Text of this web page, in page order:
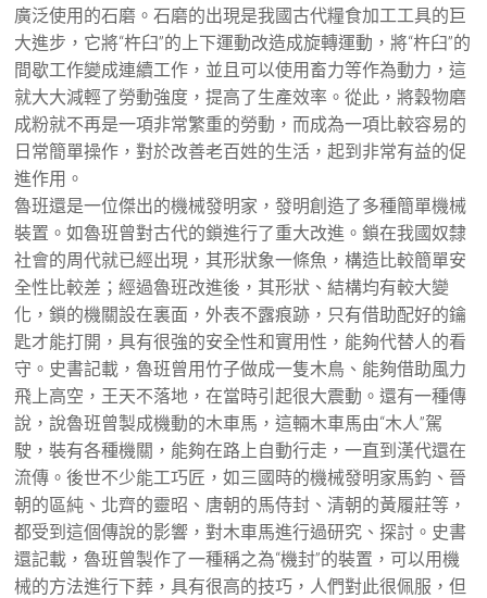
廣泛使用的石磨。石磨的出現是我國古代糧食加工工具的巨
大進步，它將“杵臼”的上下運動改造成旋轉運動，將“杵臼”的
間歇工作變成連續工作，並且可以使用畜力等作為動力，這
就大大減輕了勞動強度，提高了生產效率。從此，將穀物磨
成粉就不再是一項非常繁重的勞動，而成為一項比較容易的
日常簡單操作，對於改善老百姓的生活，起到非常有益的促
進作用。
魯班還是一位傑出的機械發明家，發明創造了多種簡單機械
裝置。如魯班曾對古代的鎖進行了重大改進。鎖在我國奴隸
社會的周代就已經出現，其形狀象一條魚，構造比較簡單安
全性比較差；經過魯班改進後，其形狀、結構均有較大變
化，鎖的機關設在裏面，外表不露痕跡，只有借助配好的鑰
匙才能打開，具有很強的安全性和實用性，能夠代替人的看
守。史書記載，魯班曾用竹子做成一隻木鳥、能夠借助風力
飛上高空，王天不落地，在當時引起很大震動。還有一種傳
說，說魯班曾製成機動的木車馬，這輛木車馬由“木人”駕
駛，裝有各種機關，能夠在路上自動行走，一直到漢代還在
流傳。後世不少能工巧匠，如三國時的機械發明家馬鈞、晉
朝的區純、北齊的靈昭、唐朝的馬侍封、清朝的黃履莊等，
都受到這個傳說的影響，對木車馬進行過研究、探討。史書
還記載，魯班曾製作了一種稱之為“機封”的裝置，可以用機
械的方法進行下葬，具有很高的技巧，人們對此很佩服，但